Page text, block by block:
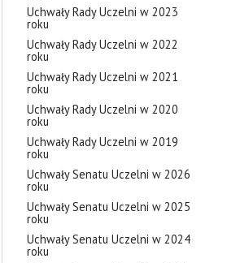
Uchwały Rady Uczelni w 2023
roku
Uchwały Rady Uczelni w 2022
roku
Uchwały Rady Uczelni w 2021
roku
Uchwały Rady Uczelni w 2020
roku
Uchwały Rady Uczelni w 2019
roku
Uchwały Senatu Uczelni w 2026
roku
Uchwały Senatu Uczelni w 2025
roku
Uchwały Senatu Uczelni w 2024
roku